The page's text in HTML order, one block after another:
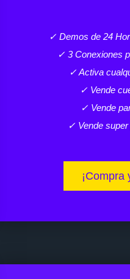
✓ Demos de 24
✓ 3 Conexiones
✓ Activa
✓ Vende
✓ Vende
✓ Vende super
¡Compra